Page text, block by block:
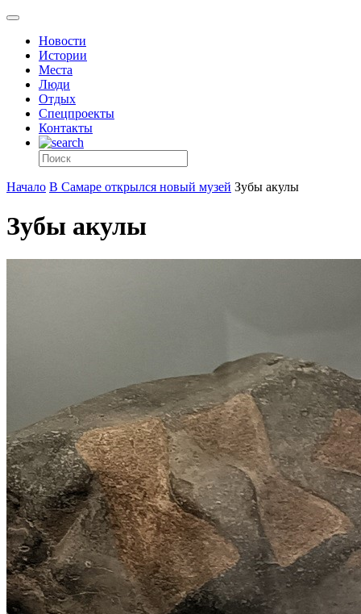
Новости
Истории
Места
Люди
Отдых
Спецпроекты
Контакты
Начало В Самаре открылся новый музей Зубы акулы
Зубы акулы